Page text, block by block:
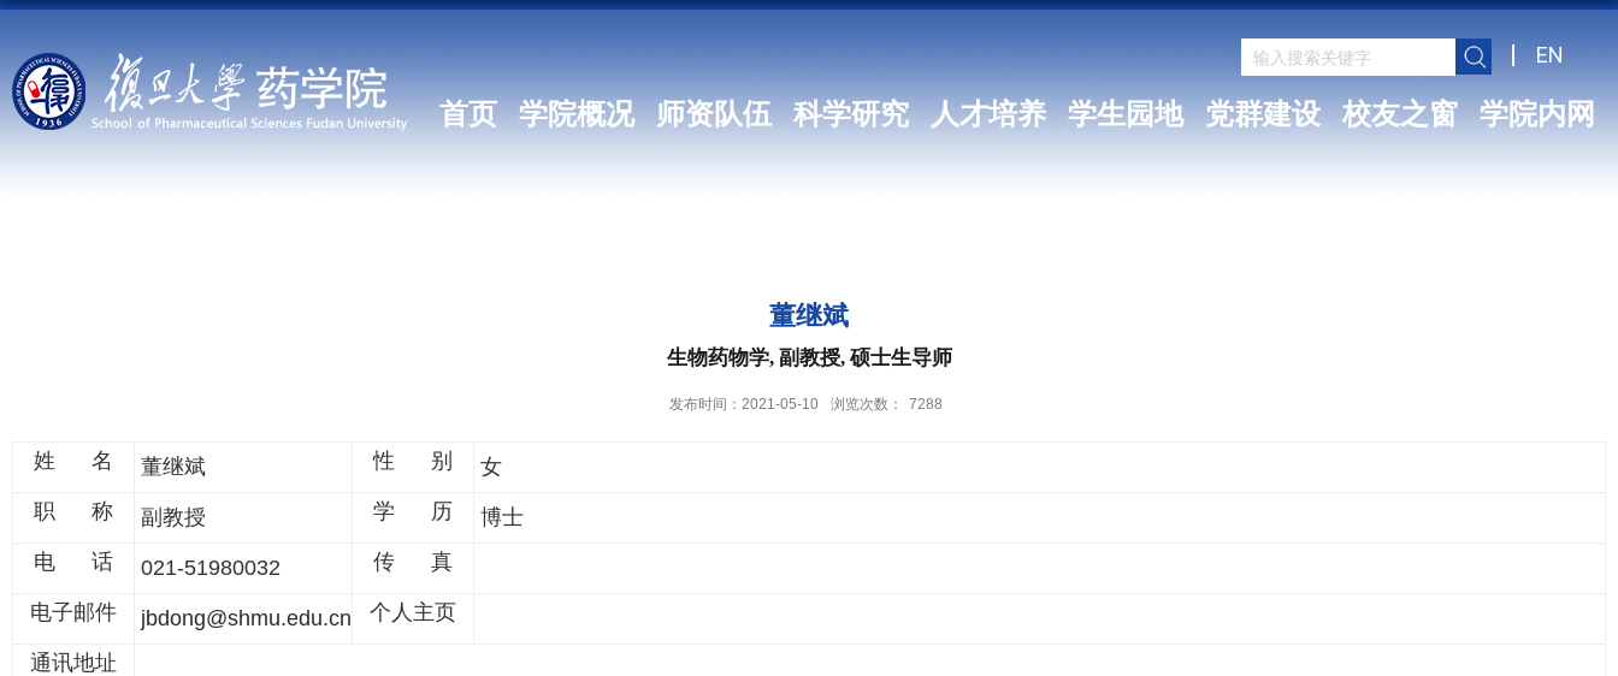
EN
首页 学院概况 师资队伍 科学研究 人才培养 学生园地 党群建设 校友之窗 学院内网
董继斌
生物药物学, 副教授, 硕士生导师
发布时间：2021-05-10 浏览次数： 7288
姓 名 董继斌 性 别
女
职 称
副教授 学 历
博士
电 话
021-51980032 传 真
电子邮件 jbdong@shmu.edu.cn 个人主页
通讯地址